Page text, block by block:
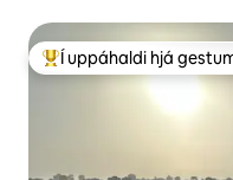
Í mestu uppáhaldi hjá
Í uppáhaldi hjá